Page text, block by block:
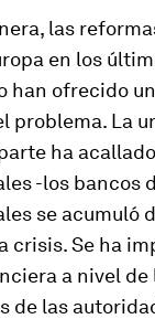
las
en los
han ofrecido
problema. La
ha
-los bancos
se acumuló
crisis. Se ha
a nivel de
de las